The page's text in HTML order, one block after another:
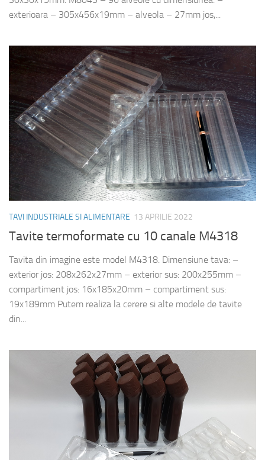
exterioara – 305x456x19mm – alveola – 27mm jos,...
TAVI INDUSTRIALE SI ALIMENTARE 13 APRILIE 2022
Tavite termoformate cu 10 canale M4318
Tavita din imagine este model M4318. Dimensiune tava: –
exterior jos: 208x262x27mm – exterior sus: 200x255mm –
compartiment jos: 16x185x20mm – compartiment sus:
19x189mm Putem realiza la cerere si alte modele de tavite
din...